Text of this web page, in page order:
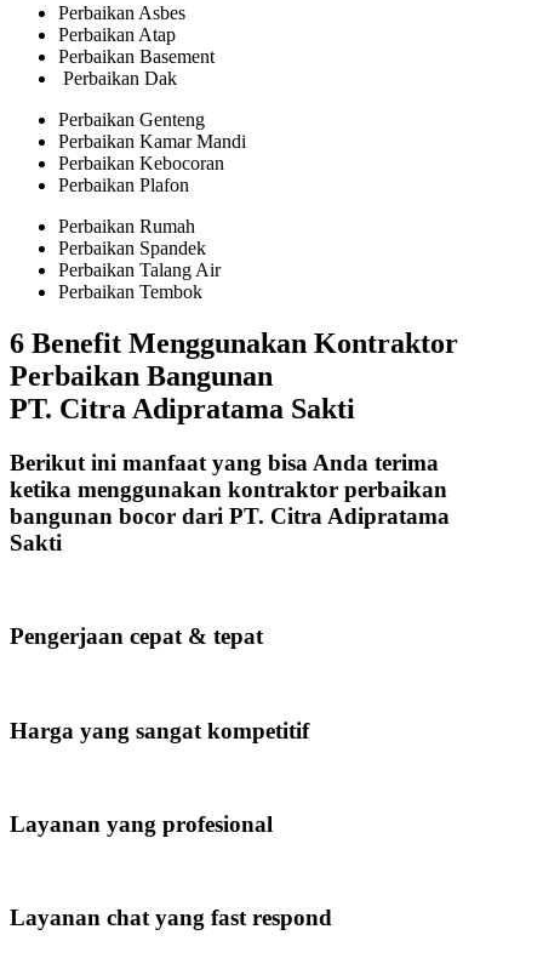
Perbaikan Asbes
Perbaikan Atap
Perbaikan Basement
Perbaikan Dak
Perbaikan Genteng
Perbaikan Kamar Mandi
Perbaikan Kebocoran
Perbaikan Plafon
Perbaikan Rumah
Perbaikan Spandek
Perbaikan Talang Air
Perbaikan Tembok
6 Benefit Menggunakan Kontraktor
Perbaikan Bangunan
PT. Citra Adipratama Sakti
Berikut ini manfaat yang bisa Anda terima
ketika menggunakan kontraktor perbaikan
bangunan bocor dari PT. Citra Adipratama
Sakti
Pengerjaan cepat & tepat
Harga yang sangat kompetitif
Layanan yang profesional
Layanan chat yang fast respond